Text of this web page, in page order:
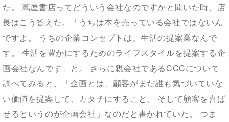
た。 蔦屋書店ってどういう会社なのですかと聞いた時、店
長はこう答えた。「うちは本を売っている会社ではないん
ですよ。 うちの企業コンセプトは、生活の提案業なんで
す。 生活を豊かにするためのライフスタイルを提案する企
画会社なんです」と。 さらに親会社であるCCCについて
調べてみると、「企画とは、顧客がまだ誰も気づいていな
い価値を提案して、カタチにすること。 そして顧客を喜ば
せるというのが企画会社」なのだと書かれていた。 つま